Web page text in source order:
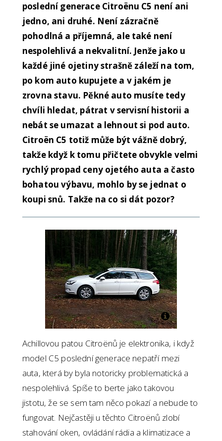
poslední generace Citroënu C5 není ani
jedno, ani druhé. Není zázračně
pohodlná a příjemná, ale také není
nespolehlivá a nekvalitní. Jenže jako u
každé jiné ojetiny strašně záleží na tom,
po kom auto kupujete a v jakém je
zrovna stavu. Pěkné auto musíte tedy
chvíli hledat, pátrat v servisní historii a
nebát se umazat a lehnout si pod auto.
Citroën C5 totiž může být vážně dobrý,
takže když k tomu přičtete obvykle velmi
rychlý propad ceny ojetého auta a často
bohatou výbavu, mohlo by se jednat o
koupi snů. Takže na co si dát pozor?
Achillovou patou Citroënů je elektronika, i když
model C5 poslední generace nepatří mezi
auta, která by byla notoricky problematická a
nespolehlivá. Spíše to berte jako takovou
jistotu, že se sem tam něco pokazí a nebude to
fungovat. Nejčastěji u těchto Citroënů zlobí
stahování oken, ovládání rádia a klimatizace a